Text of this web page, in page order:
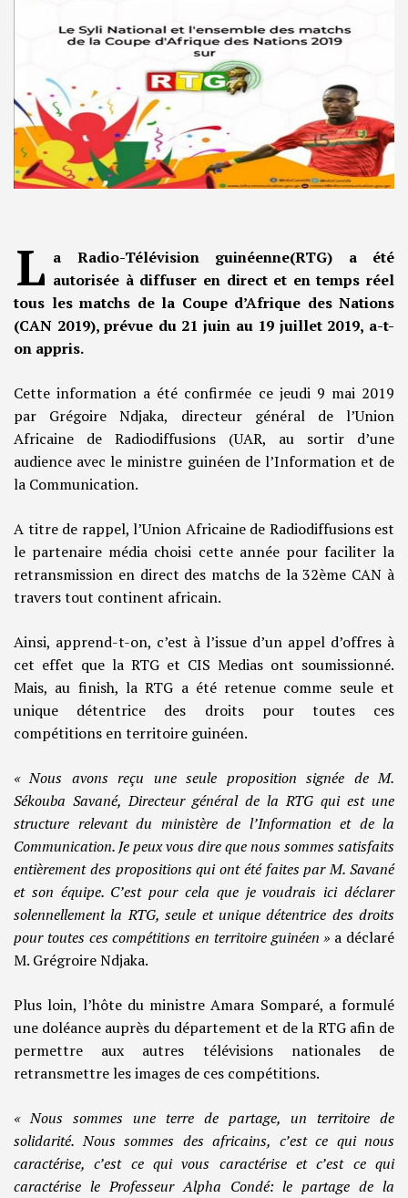
L a Radio-Télévision guinéenne(RTG) a été
autorisée à diffuser en direct et en temps réel
tous les matchs de la Coupe d’Afrique des Nations
(CAN 2019), prévue du 21 juin au 19 juillet 2019, a-t-
on appris.
Cette information a été confirmée ce jeudi 9 mai 2019
par Grégoire Ndjaka, directeur général de l’Union
Africaine de Radiodiffusions (UAR, au sortir d’une
audience avec le ministre guinéen de l’Information et de
la Communication.
A titre de rappel, l’Union Africaine de Radiodiffusions est
le partenaire média choisi cette année pour faciliter la
retransmission en direct des matchs de la 32ème CAN à
travers tout continent africain.
Ainsi, apprend-t-on, c’est à l’issue d’un appel d’offres à
cet effet que la RTG et CIS Medias ont soumissionné.
Mais, au finish, la RTG a été retenue comme seule et
unique détentrice des droits pour toutes ces
compétitions en territoire guinéen.
« Nous avons reçu une seule proposition signée de M.
Sékouba Savané, Directeur général de la RTG qui est une
structure relevant du ministère de l’Information et de la
Communication. Je peux vous dire que nous sommes satisfaits
entièrement des propositions qui ont été faites par M. Savané
et son équipe. C’est pour cela que je voudrais ici déclarer
solennellement la RTG, seule et unique détentrice des droits
pour toutes ces compétitions en territoire guinéen » a déclaré
M. Grégroire Ndjaka.
Plus loin, l’hôte du ministre Amara Somparé, a formulé
une doléance auprès du département et de la RTG afin de
permettre aux autres télévisions nationales de
retransmettre les images de ces compétitions.
« Nous sommes une terre de partage, un territoire de
solidarité. Nous sommes des africains, c’est ce qui nous
caractérise, c’est ce qui vous caractérise et c’est ce qui
caractérise le Professeur Alpha Condé: le partage de la